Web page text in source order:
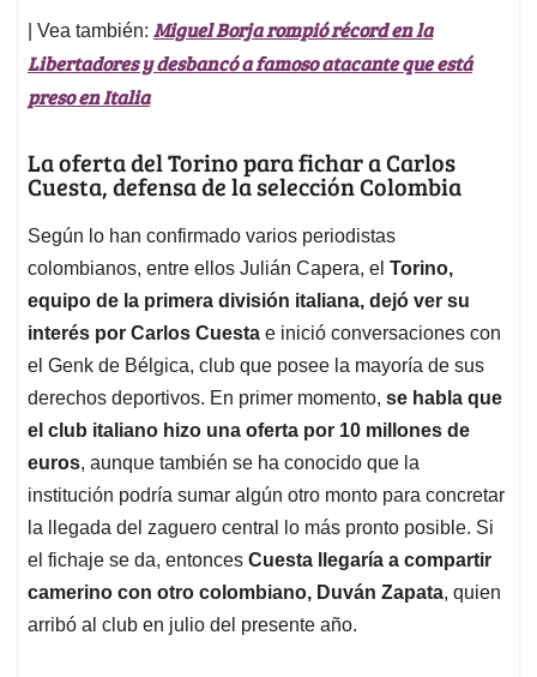
| Vea también: Miguel Borja rompió récord en la
Libertadores y desbancó a famoso atacante que está
preso en Italia
La oferta del Torino para fichar a Carlos
Cuesta, defensa de la selección Colombia
Según lo han confirmado varios periodistas
colombianos, entre ellos Julián Capera, el Torino,
equipo de la primera división italiana, dejó ver su
interés por Carlos Cuesta e inició conversaciones con
el Genk de Bélgica, club que posee la mayoría de sus
derechos deportivos. En primer momento, se habla que
el club italiano hizo una oferta por 10 millones de
euros, aunque también se ha conocido que la
institución podría sumar algún otro monto para concretar
la llegada del zaguero central lo más pronto posible. Si
el fichaje se da, entonces Cuesta llegaría a compartir
camerino con otro colombiano, Duván Zapata, quien
arribó al club en julio del presente año.